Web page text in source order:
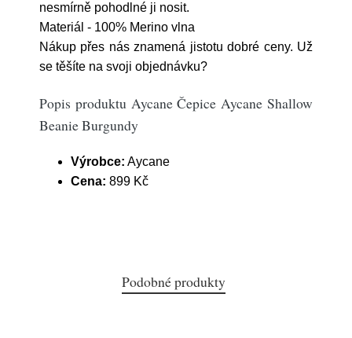
nesmírně pohodlné ji nosit.
Materiál - 100% Merino vlna
Nákup přes nás znamená jistotu dobré ceny. Už
se těšíte na svoji objednávku?
Popis produktu Aycane Čepice Aycane Shallow
Beanie Burgundy
Výrobce: Aycane
Cena: 899 Kč
Podobné produkty